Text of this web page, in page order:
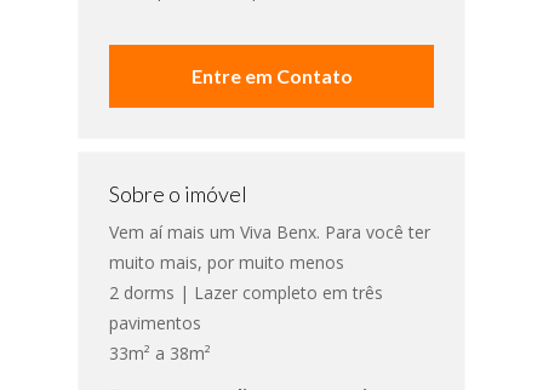
Sobre o imóvel
Vem aí mais um Viva Benx. Para você ter
muito mais, por muito menos
2 dorms | Lazer completo em três
pavimentos
33m² a 38m²
Entre em Contato